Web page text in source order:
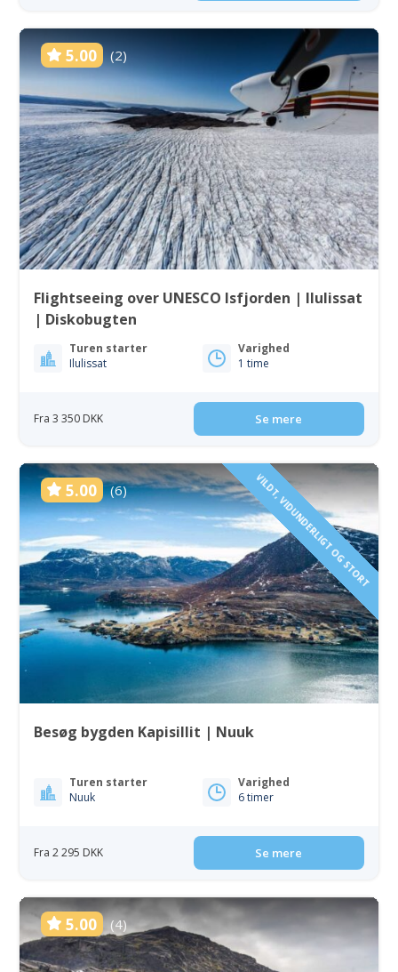
5.00 (2)
Flightseeing over UNESCO Isfjorden | Ilulissat
| Diskobugten
Turen starter
Ilulissat
Varighed
1 time
Fra 3 350 DKK Se mere
5.00 (6) VILDT, VIDUNDERLIGT OG STORT
Besøg bygden Kapisillit | Nuuk
Turen starter
Nuuk
Varighed
6 timer
Fra 2 295 DKK Se mere
5.00 (4)